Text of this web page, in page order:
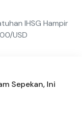
IHSG Hampir
USD
Sepekan, Ini